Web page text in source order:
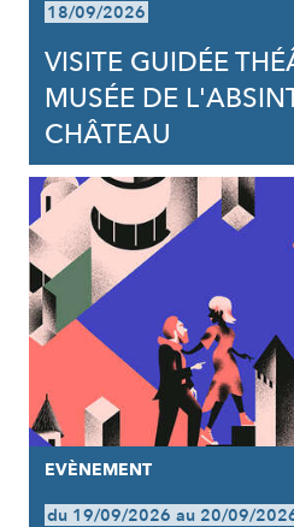
18/09/2026
VISITE GUIDÉE
MUSÉE DE
CHÂTEAU
EVÈNEMENT
du 19/09/2026 au 20/09/